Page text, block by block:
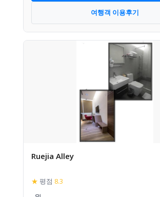
여행객 이용후기
Ruejia Alley
★ 평점 8.3